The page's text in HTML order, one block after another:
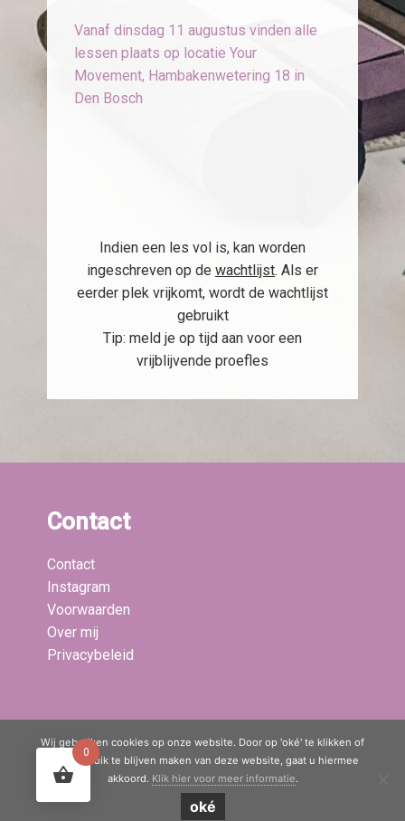
Vanaf dinsdag 11 augustus vinden alle
lessen plaats op locatie Your
Movement, Hambakenwetering 18 in
Den Bosch
Indien een les vol is, kan worden
ingeschreven op de wachtlijst. Als er
eerder plek vrijkomt, wordt de wachtlijst
gebruikt
Tip: meld je op tijd aan voor een
vrijblijvende proefles
Contact
Contact
Instagram
Voorwaarden
Over mij
Privacybeleid
Laatste blogs:
© Copyright 2020 - 2026 Mama Boetiek / Yogaboetiek
0
Wij gebruiken cookies op onze website. Door op 'oké' te klikken of
door gebruik te blijven maken van deze website, gaat u hiermee
akkoord. Klik hier voor meer informatie.
oké